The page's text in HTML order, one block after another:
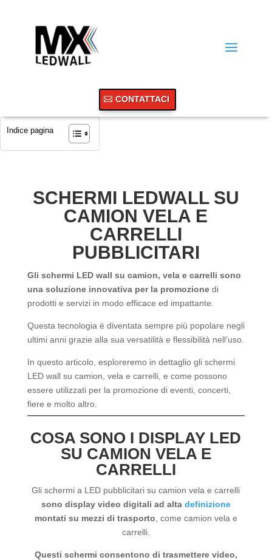
CONTATTACI
Indice pagina
SCHERMI LEDWALL SU
CAMION VELA E
CARRELLI
PUBBLICITARI
Gli schermi LED wall su camion, vela e carrelli sono
una soluzione innovativa per la promozionedi
prodotti e servizi in modo efficace ed impattante.
Questa tecnologia è diventata sempre più popolare negli
ultimi anni grazie alla sua versatilità e flessibilità nell’uso.
In questo articolo, esploreremo in dettaglio gli schermi
LED wall su camion, vela e carrelli, e come possono
essere utilizzati per la promozione di eventi, concerti,
fiere e molto altro.
COSA SONO I DISPLAY LED
SU CAMION VELA E
CARRELLI
Gli schermi a LED pubblicitari su camion vela e carrelli
sono display video digitali ad alta definizione
montati su mezzi di trasporto , come camion vela e
carrelli.
Questi schermi consentono di trasmettere video,